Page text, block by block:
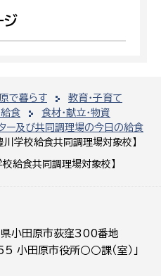
で暮らす
教育・子育て
食
食材・献立・物資
ー及び共同調理場の今日の給食
川学校給食共同調理場対象校】
給食共同調理場対象校】
ジ
小田原市荻窪300番地
小田原市役所○○課（室）」